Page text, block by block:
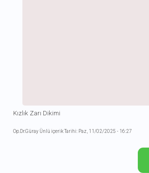
Kızlık Zarı Dikimi
Op.Dr.Güray Ünlü içerik Tarihi: Paz, 11/02/2025 - 16:27